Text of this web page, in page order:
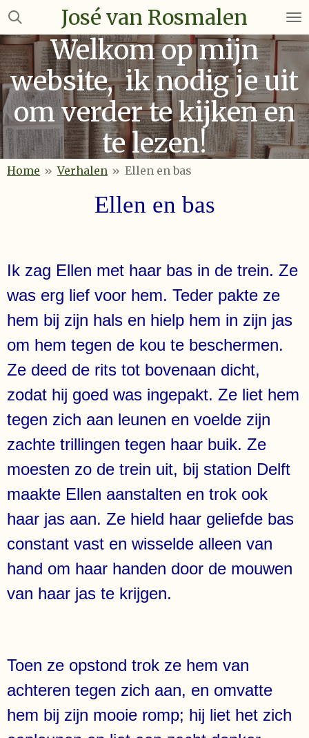
Ga
naar
de
hoofdinhoud
José van Rosmalen
Welkom op mijn
website, ik nodig je uit
om verder te kijken en
te lezen!
Home » Verhalen » Ellen en bas
Ellen en bas
Ik zag Ellen met haar bas in de trein. Ze
was erg lief voor hem. Teder pakte ze
hem bij zijn hals en hielp hem in zijn jas
om hem tegen de kou te beschermen.
Ze deed de rits tot bovenaan dicht,
zodat hij goed was ingepakt. Ze liet hem
tegen zich aan leunen en voelde zijn
zachte trillingen tegen haar buik. Ze
moesten zo de trein uit, bij station Delft
maakte Ellen aanstalten en trok ook
haar jas aan. Ze hield haar geliefde bas
constant vast en wisselde alleen van
hand om haar handen door de mouwen
van haar jas te krijgen.
Toen ze opstond trok ze hem van
achteren tegen zich aan, en omvatte
hem bij zijn mooie romp; hij liet het zich